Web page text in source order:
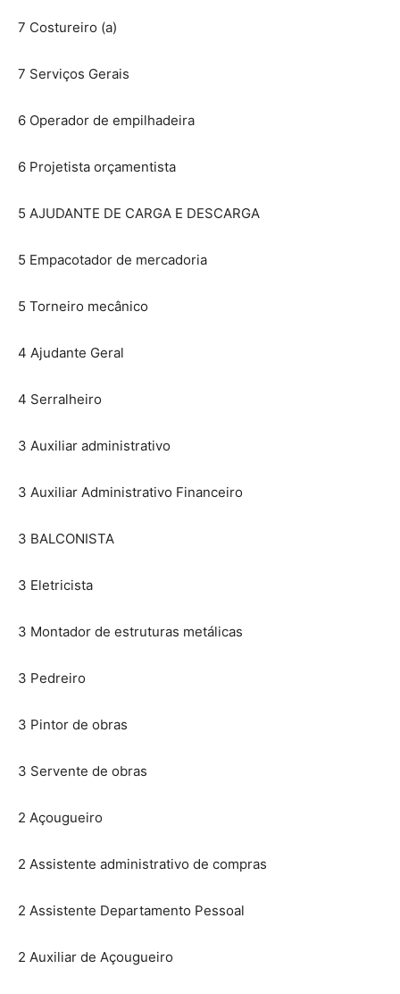
7 Costureiro (a)
7 Serviços Gerais
6 Operador de empilhadeira
6 Projetista orçamentista
5 AJUDANTE DE CARGA E DESCARGA
5 Empacotador de mercadoria
5 Torneiro mecânico
4 Ajudante Geral
4 Serralheiro
3 Auxiliar administrativo
3 Auxiliar Administrativo Financeiro
3 BALCONISTA
3 Eletricista
3 Montador de estruturas metálicas
3 Pedreiro
3 Pintor de obras
3 Servente de obras
2 Açougueiro
2 Assistente administrativo de compras
2 Assistente Departamento Pessoal
2 Auxiliar de Açougueiro